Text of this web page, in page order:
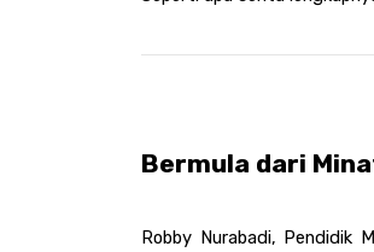
Bermula dari
Robby Nurabadi, Pendidik